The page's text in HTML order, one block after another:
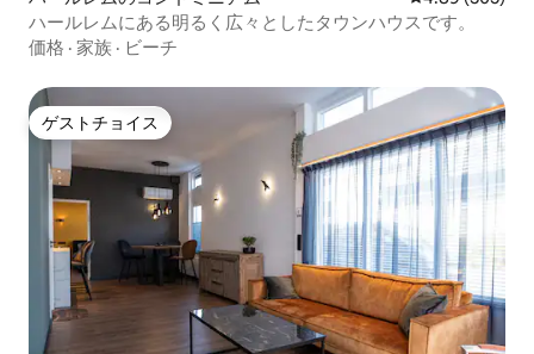
ハールレムにある明るく広々としたタウンハウスです。
価格 · 家族 · ビーチ
ゲストチョイス
ゲストチョイス